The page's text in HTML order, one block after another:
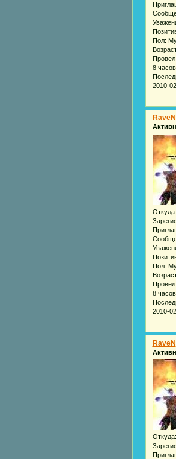
Пол:
8
2010-
RaveN
Откуда:
Пол:
8
2010-
RaveN
Откуда: